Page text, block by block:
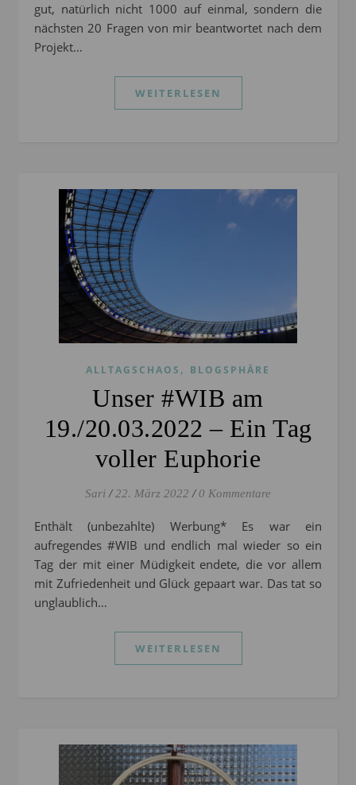
gut, natürlich nicht 1000 auf einmal, sondern die
nächsten 20 Fragen von mir beantwortet nach dem
Projekt…
WEITERLESEN
ALLTAGSCHAOS , BLOGSPHÄRE
Unser #WIB am
19./20.03.2022 – Ein Tag
voller Euphorie
Sari / 22. März 2022 / 0 Kommentare
Enthält (unbezahlte) Werbung* Es war ein
aufregendes #WIB und endlich mal wieder so ein
Tag der mit einer Müdigkeit endete, die vor allem
mit Zufriedenheit und Glück gepaart war. Das tat so
unglaublich…
WEITERLESEN